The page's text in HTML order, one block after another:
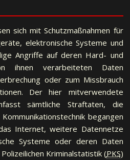
sich mit Schutzmaßnahmen für
elektronische Systeme und
Angriffe auf deren Hard- und
ihnen verarbeiteten Daten
oder zum Missbrauch
Der hier mitverwendete
sämtliche Straftaten, die
begangen
Internet, weitere Datennetze
Systeme oder deren Daten
Kriminalstatistik (PKS)